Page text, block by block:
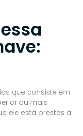
que consiste em
ou mais
ele está prestes a